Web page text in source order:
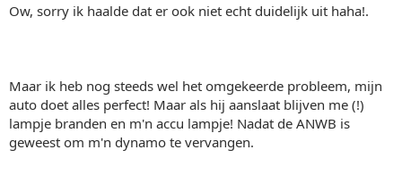
Ow, sorry ik haalde dat er ook niet echt duidelijk uit haha!.
Maar ik heb nog steeds wel het omgekeerde probleem, mijn
auto doet alles perfect! Maar als hij aanslaat blijven me (!)
lampje branden en m'n accu lampje! Nadat de ANWB is
geweest om m'n dynamo te vervangen.